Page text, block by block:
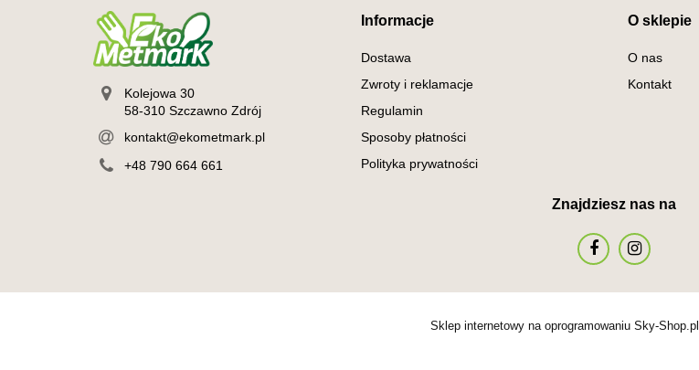
Kolejowa 30
58-310 Szczawno Zdrój
kontakt@ekometmark.pl
+48 790 664 661
Informacje
Dostawa
Zwroty i reklamacje
Regulamin
Sposoby płatności
Polityka prywatności
O sklepie
O nas
Kontakt
Znajdziesz nas na
Sklep internetowy na oprogramowaniu Sky-Shop.pl